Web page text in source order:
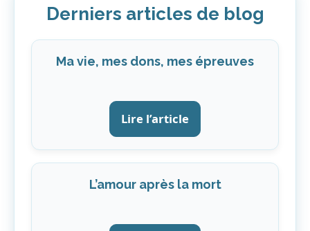
Derniers articles de blog
Ma vie, mes dons, mes épreuves
Lire l’article
L’amour après la mort